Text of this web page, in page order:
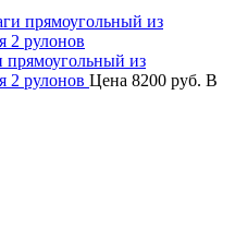
прямоугольный из
2 рулонов Цена 8200 руб. В